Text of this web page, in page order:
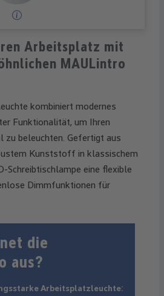
Arbeitsplatz mit
MAULintro
kombiniert modernes
Funktionalität, um Ihren
zu beleuchten. Gefertigt aus
Kunststoff in klassischem
Schreibtischlampe eine flexible
Dimmfunktionen für
die
aus?
Arbeitsplatzleuchte: